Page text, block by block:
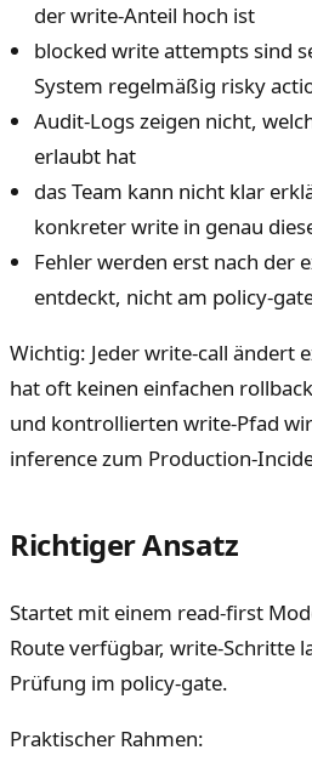
der write-Anteil hoch ist
blocked write attempts sind
System regelmäßig risky
Audit-Logs zeigen nicht,
erlaubt hat
das Team kann nicht klar
konkreter write in genau
Fehler werden erst nach der
entdeckt, nicht am policy-
Wichtig: Jeder write-call ändert
hat oft keinen einfachen
und kontrollierten write-Pfad
inference zum Production-
Richtiger Ansatz
Startet mit einem read-first
Route verfügbar, write-Schritte
Prüfung im policy-gate.
Praktischer Rahmen: